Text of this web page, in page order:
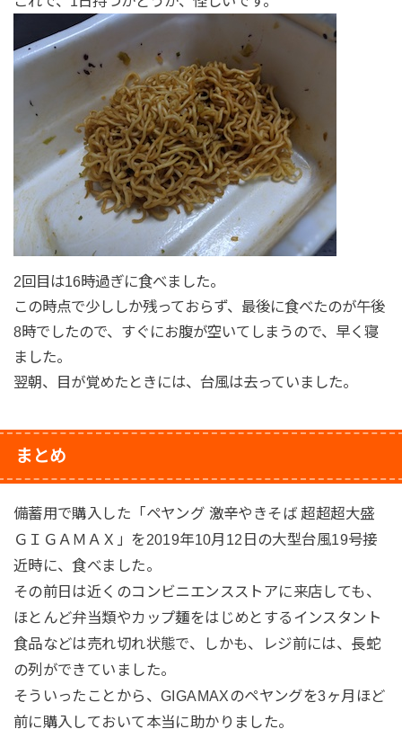
2回目は16時過ぎに食べました。
この時点で少ししか残っておらず、最後に食べたのが午後
8時でしたので、すぐにお腹が空いてしまうので、早く寝
ました。
翌朝、目が覚めたときには、台風は去っていました。
まとめ
備蓄用で購入した「ペヤング 激辛やきそば 超超超大盛
ＧＩＧＡＭＡＸ」を2019年10月12日の大型台風19号接
近時に、食べました。
その前日は近くのコンビニエンスストアに来店しても、
ほとんど弁当類やカップ麺をはじめとするインスタント
食品などは売れ切れ状態で、しかも、レジ前には、長蛇
の列ができていました。
そういったことから、GIGAMAXのペヤングを3ヶ月ほど
前に購入しておいて本当に助かりました。